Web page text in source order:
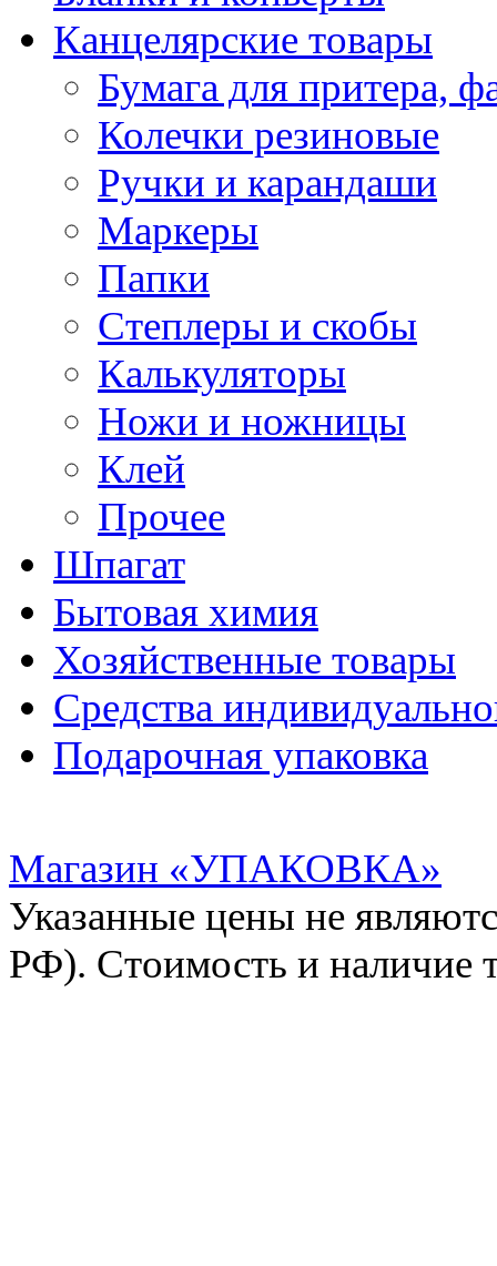
Канцелярские товары
Бумага для притера,
Колечки резиновые
Ручки и карандаши
Маркеры
Папки
Степлеры и скобы
Калькуляторы
Ножи и ножницы
Клей
Прочее
Шпагат
Бытовая химия
Хозяйственные товары
Средства
Подарочная упаковка
Магазин «УПАКОВКА»
Указанные цены не
РФ). Стоимость и наличие